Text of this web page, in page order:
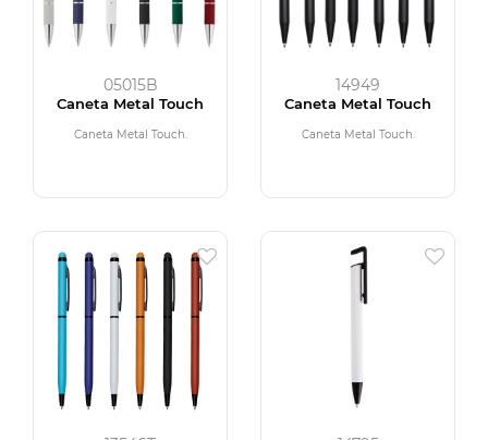
05015B
Caneta Metal Touch
Caneta Metal Touch.
14949
Caneta Metal Touch
Caneta Metal Touch.